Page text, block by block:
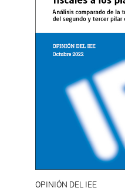
OPINIÓN DEL IEE